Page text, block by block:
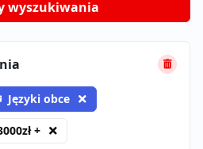
wyszukiwania
Języki obce
+